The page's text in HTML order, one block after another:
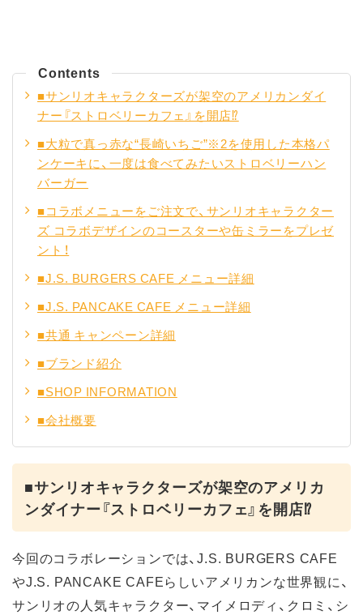
Contents
■サンリオキャラクターズが架空のアメリカンダイ
ナー『ストロベリーカフェ』を開店⁉
■大粒で真っ赤な“長崎いちご”※2を使用した本格パ
ンケーキに、一度は食べてみたいストロベリーハン
バーガー
■コラボメニューをご注文で、サンリオキャラクター
ズ コラボデザインのコースターや缶ミラーをプレゼ
ント！
■J.S. BURGERS CAFE メニュー詳細
■J.S. PANCAKE CAFE メニュー詳細
■共通 キャンペーン詳細
■ブランド紹介
■SHOP INFORMATION
■会社概要
■サンリオキャラクターズが架空のアメリカ
ンダイナー『ストロベリーカフェ』を開店⁉
今回のコラボレーションでは、J.S. BURGERS CAFE
やJ.S. PANCAKE CAFEらしいアメリカンな世界観に、
サンリオの人気キャラクター、マイメロディ、クロミ、シ